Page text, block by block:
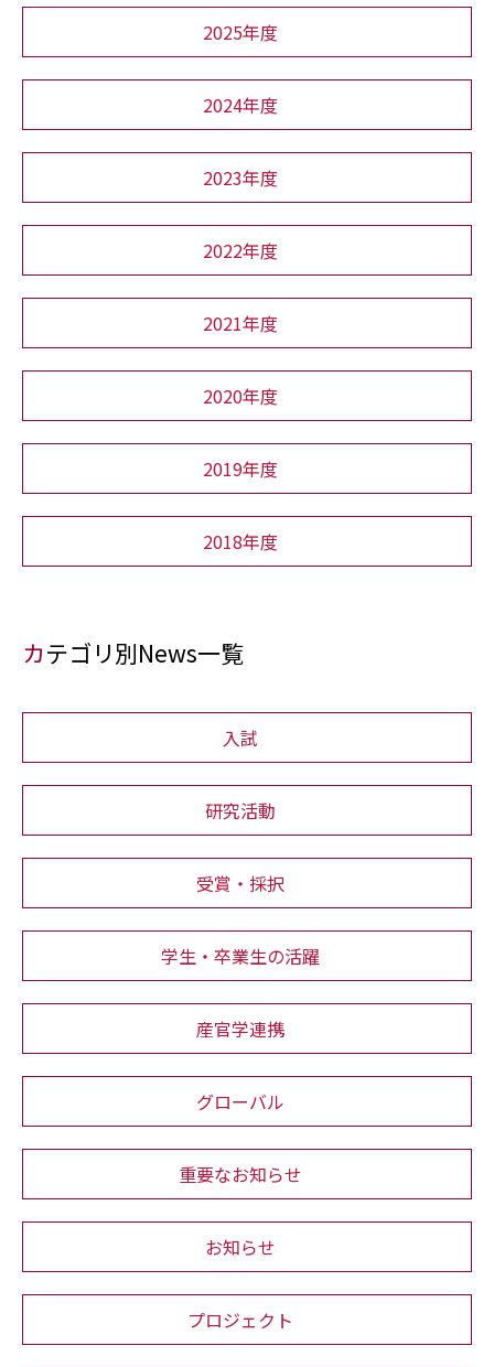
2025年度
2024年度
2023年度
2022年度
2021年度
2020年度
2019年度
2018年度
カテゴリ別News一覧
入試
研究活動
受賞・採択
学生・卒業生の活躍
産官学連携
グローバル
重要なお知らせ
お知らせ
プロジェクト